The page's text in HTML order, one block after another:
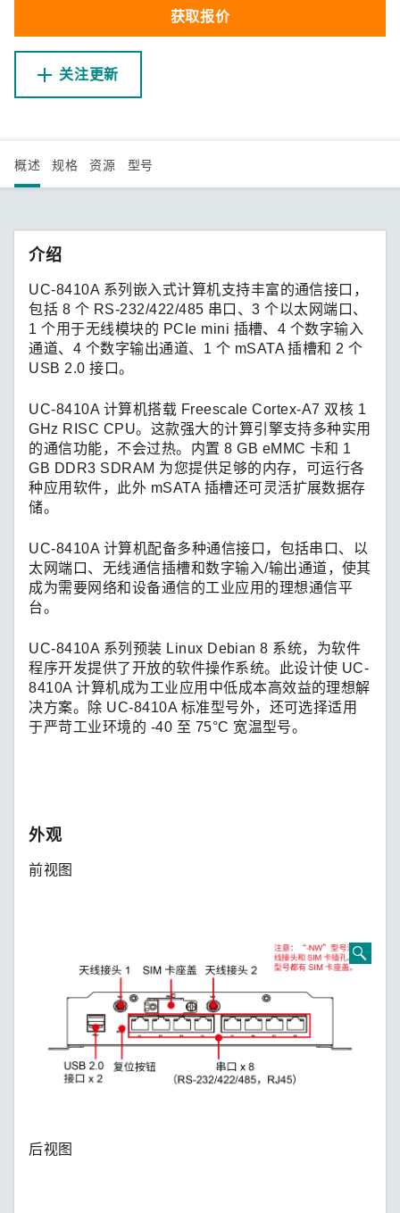
获取报价
关注更新
概述 规格 资源 型号
介绍
UC-8410A 系列嵌入式计算机支持丰富的通信接口，
包括 8 个 RS-232/422/485 串口、3 个以太网端口、
1 个用于无线模块的 PCIe mini 插槽、4 个数字输入
通道、4 个数字输出通道、1 个 mSATA 插槽和 2 个
USB 2.0 接口。
UC-8410A 计算机搭载 Freescale Cortex-A7 双核 1
GHz RISC CPU。这款强大的计算引擎支持多种实用
的通信功能，不会过热。内置 8 GB eMMC 卡和 1
GB DDR3 SDRAM 为您提供足够的内存，可运行各
种应用软件，此外 mSATA 插槽还可灵活扩展数据存
储。
UC-8410A 计算机配备多种通信接口，包括串口、以
太网端口、无线通信插槽和数字输入/输出通道，使其
成为需要网络和设备通信的工业应用的理想通信平
台。
UC-8410A 系列预装 Linux Debian 8 系统，为软件
程序开发提供了开放的软件操作系统。此设计使 UC-
8410A 计算机成为工业应用中低成本高效益的理想解
决方案。除 UC-8410A 标准型号外，还可选择适用
于严苛工业环境的 -40 至 75°C 宽温型号。
外观
前视图
后视图